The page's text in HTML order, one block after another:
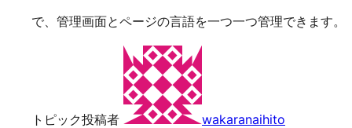
で、管理画面とページの言語を一つ一つ管理できます。
トピック投稿者 wakaranaihito